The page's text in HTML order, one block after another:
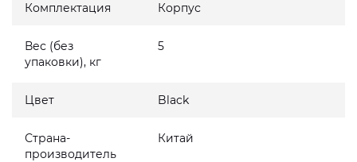
Комплектация Корпус
Вес (без
упаковки), кг
5
Цвет Black
Страна-
производитель
Китай